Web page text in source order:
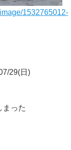
1532765012-
29(日)
まった